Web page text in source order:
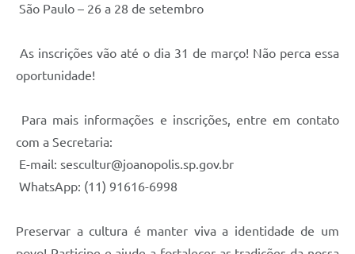
São Paulo – 26 a 28 de setembro
As inscrições vão até o dia 31 de março! Não perca essa
oportunidade!
Para mais informações e inscrições, entre em contato
com a Secretaria:
E-mail: sescultur@joanopolis.sp.gov.br
WhatsApp: (11) 91616-6998
Preservar a cultura é manter viva a identidade de um